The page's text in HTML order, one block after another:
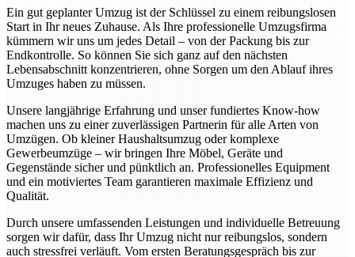
Ein gut geplanter Umzug ist der Schlüssel zu einem reibungslosen
Start in Ihr neues Zuhause. Als Ihre professionelle Umzugsfirma
kümmern wir uns um jedes Detail – von der Packung bis zur
Endkontrolle. So können Sie sich ganz auf den nächsten
Lebensabschnitt konzentrieren, ohne Sorgen um den Ablauf ihres
Umzuges haben zu müssen.
Unsere langjährige Erfahrung und unser fundiertes Know-how
machen uns zu einer zuverlässigen Partnerin für alle Arten von
Umzügen. Ob kleiner Haushaltsumzug oder komplexe
Gewerbeumzüge – wir bringen Ihre Möbel, Geräte und
Gegenstände sicher und pünktlich an. Professionelles Equipment
und ein motiviertes Team garantieren maximale Effizienz und
Qualität.
Durch unsere umfassenden Leistungen und individuelle Betreuung
sorgen wir dafür, dass Ihr Umzug nicht nur reibungslos, sondern
auch stressfrei verläuft. Vom ersten Beratungsgespräch bis zur